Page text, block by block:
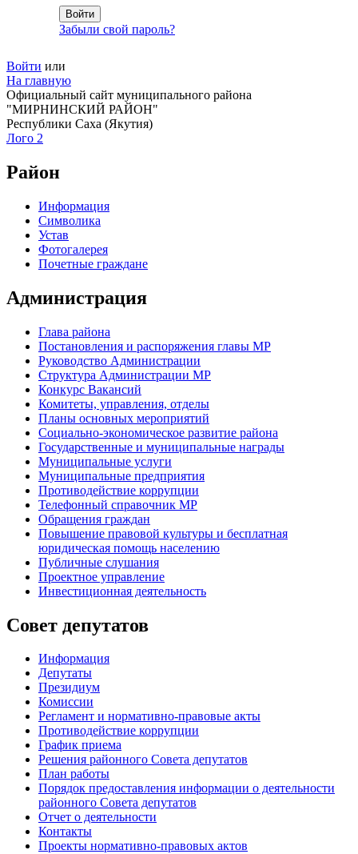
Забыли свой пароль?
Войти или
На главную
Официальный сайт муниципального района
"МИРНИНСКИЙ РАЙОН"
Республики Саха (Якутия)
Лого 2
Район
Информация
Символика
Устав
Фотогалерея
Почетные граждане
Администрация
Глава района
Постановления и распоряжения главы МР
Руководство Администрации
Структура Администрации МР
Конкурс Вакансий
Комитеты, управления, отделы
Планы основных мероприятий
Социально-экономическое развитие района
Государственные и муниципальные награды
Муниципальные услуги
Муниципальные предприятия
Противодействие коррупции
Телефонный справочник МР
Обращения граждан
Повышение правовой культуры и бесплатная
юридическая помощь населению
Публичные слушания
Проектное управление
Инвестиционная деятельность
Совет депутатов
Информация
Депутаты
Президиум
Комиссии
Регламент и нормативно-правовые акты
Противодействие коррупции
График приема
Решения районного Совета депутатов
План работы
Порядок предоставления информации о деятельности
районного Совета депутатов
Отчет о деятельности
Контакты
Проекты нормативно-правовых актов